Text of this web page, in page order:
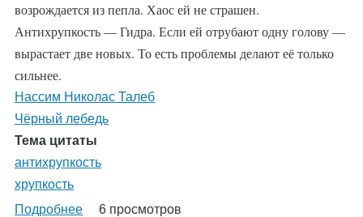
возрождается из пепла. Хаос ей не страшен.
Антихрупкость — Гидра. Если ей отрубают одну голову —
вырастает две новых. То есть проблемы делают её только
сильнее.
Нассим Николас Талеб
Чёрный лебедь
Тема цитаты
антихрупкость
хрупкость
Подробнее
6 просмотров